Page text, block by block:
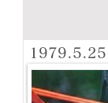
1979.5.25